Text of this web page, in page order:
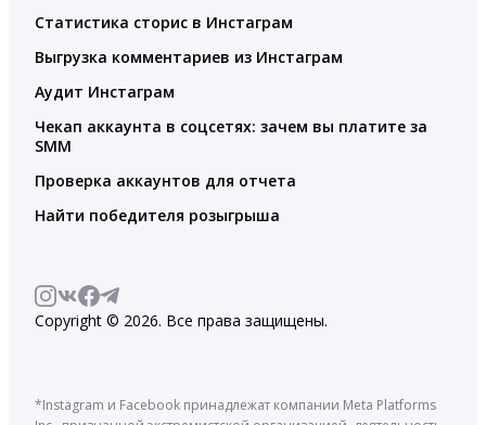
Статистика сторис в Инстаграм
Выгрузка комментариев из Инстаграм
Аудит Инстаграм
Чекап аккаунта в соцсетях: зачем вы платите за
SMM
Проверка аккаунтов для отчета
Найти победителя розыгрыша
Copyright © 2026. Все права защищены.
*Instagram и Facebook принадлежат компании Meta Platforms